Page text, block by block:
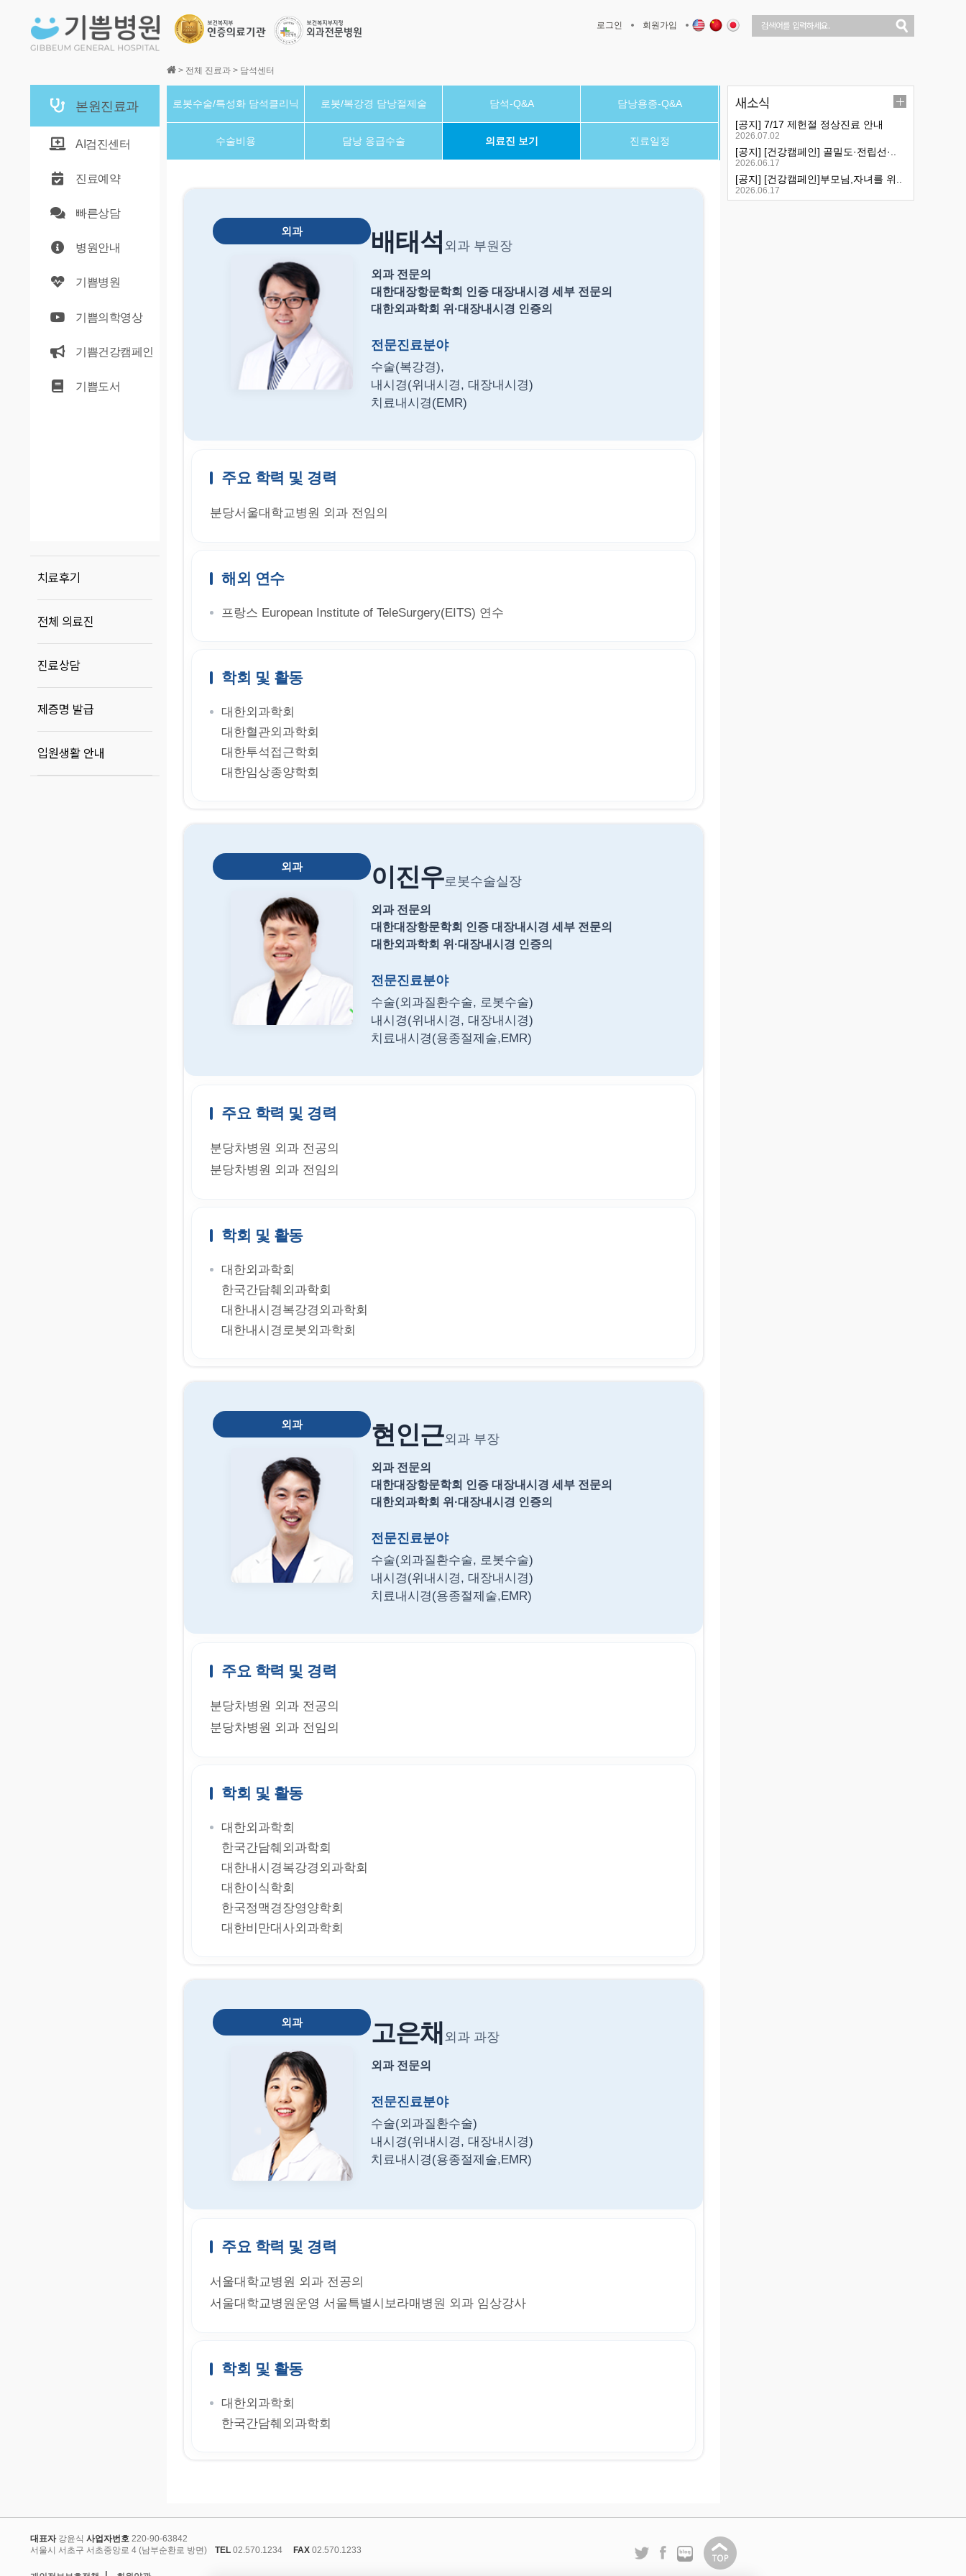
로그인 회원가입
본원진료과
AI검진센터
진료예약
빠른상담
병원안내
기쁨병원
기쁨의학영상
기쁨건강캠페인
기쁨도서
치료후기
전체 의료진
진료상담
제증명 발급
입원생활 안내
> 전체 진료과 > 담석센터
로봇수술/특성화 담석클리닉 로봇/복강경 담낭절제술 담석-Q&A 담낭용종-Q&A
수술비용 담낭 응급수술 의료진 보기 진료일정
외과 배태석외과 부원장
외과 전문의
대한대장항문학회 인증 대장내시경 세부 전문의
대한외과학회 위·대장내시경 인증의
전문진료분야
수술(복강경),
내시경(위내시경, 대장내시경)
치료내시경(EMR)
주요 학력 및 경력
분당서울대학교병원 외과 전임의
해외 연수
프랑스 European Institute of TeleSurgery(EITS) 연수
학회 및 활동
대한외과학회
대한혈관외과학회
대한투석접근학회
대한임상종양학회
외과 이진우로봇수술실장
외과 전문의
대한대장항문학회 인증 대장내시경 세부 전문의
대한외과학회 위·대장내시경 인증의
전문진료분야
수술(외과질환수술, 로봇수술)
내시경(위내시경, 대장내시경)
치료내시경(용종절제술,EMR)
주요 학력 및 경력
분당차병원 외과 전공의
분당차병원 외과 전임의
학회 및 활동
대한외과학회
한국간담췌외과학회
대한내시경복강경외과학회
대한내시경로봇외과학회
외과 현인근외과 부장
외과 전문의
대한대장항문학회 인증 대장내시경 세부 전문의
대한외과학회 위·대장내시경 인증의
전문진료분야
수술(외과질환수술, 로봇수술)
내시경(위내시경, 대장내시경)
치료내시경(용종절제술,EMR)
주요 학력 및 경력
분당차병원 외과 전공의
분당차병원 외과 전임의
학회 및 활동
대한외과학회
한국간담췌외과학회
대한내시경복강경외과학회
대한이식학회
한국정맥경장영양학회
대한비만대사외과학회
외과 고은채외과 과장
외과 전문의
전문진료분야
수술(외과질환수술)
내시경(위내시경, 대장내시경)
치료내시경(용종절제술,EMR)
주요 학력 및 경력
서울대학교병원 외과 전공의
서울대학교병원운영 서울특별시보라매병원 외과 임상강사
학회 및 활동
대한외과학회
한국간담췌외과학회
새소식
[공지] 7/17 제헌절 정상진료 안내
2026.07.02
[공지] [건강캠페인] 골밀도·전립선·..
2026.06.17
[공지] [건강캠페인]부모님,자녀를 위..
2026.06.17
대표자강윤식 사업자번호 220-90-63842
서울시 서초구 서초중앙로 4 (남부순환로 방면)
TEL 02.570.1234 FAX 02.570.1233